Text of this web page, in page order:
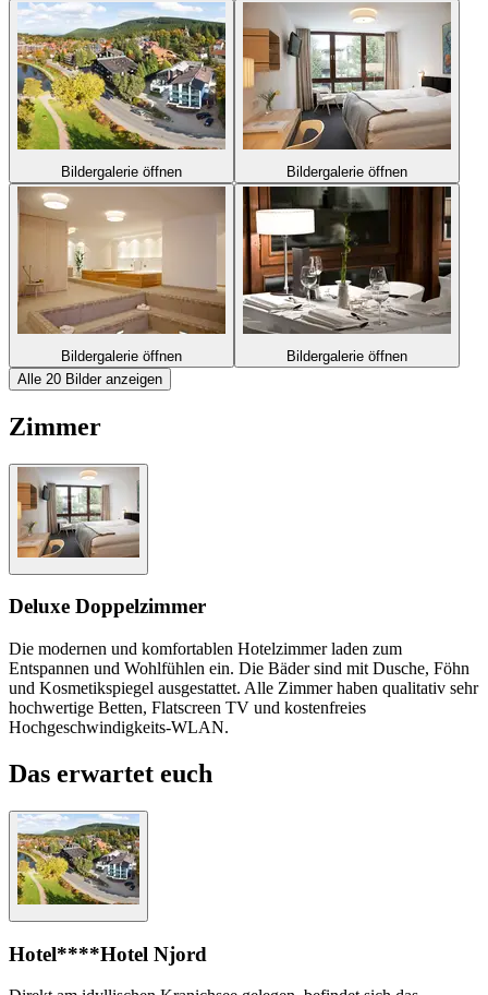
Bildergalerie öffnen Bildergalerie öffnen
Bildergalerie öffnen
Bildergalerie öffnen
Alle 20 Bilder anzeigen
Zimmer
Deluxe Doppelzimmer
Die modernen und komfortablen Hotelzimmer laden zum
Entspannen und Wohlfühlen ein. Die Bäder sind mit Dusche, Föhn
und Kosmetikspiegel ausgestattet. Alle Zimmer haben qualitativ sehr
hochwertige Betten, Flatscreen TV und kostenfreies
Hochgeschwindigkeits-WLAN.
Das erwartet euch
Hotel****Hotel Njord